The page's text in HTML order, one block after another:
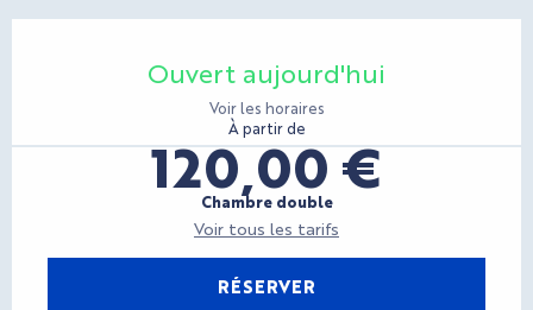
Ouvert aujourd'hui
Voir les horaires
À partir de
120,00 €
Chambre double
Voir tous les tarifs
RÉSERVER